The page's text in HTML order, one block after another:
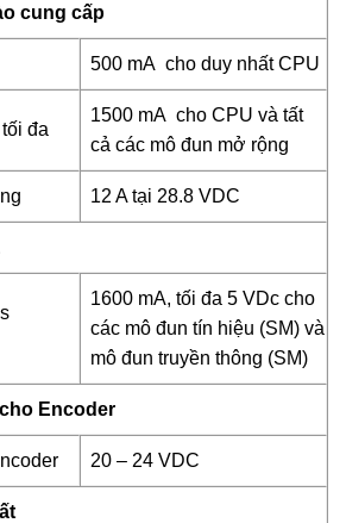
cung cấp
500 mA cho duy nhất CPU
đa
1500 mA cho CPU và tất
cả các mô đun mở rộng
12 A tại 28.8 VDC
1600 mA, tối đa 5 VDc cho
các mô đun tín hiệu (SM) và
mô đun truyền thông (SM)
Encoder
20 – 24 VDC